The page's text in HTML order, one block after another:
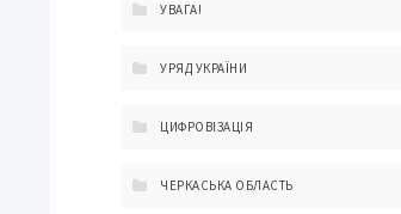
УВАГА!
УРЯД УКРАЇНИ
ЦИФРОВІЗАЦІЯ
ЧЕРКАСЬКА ОБЛАСТЬ